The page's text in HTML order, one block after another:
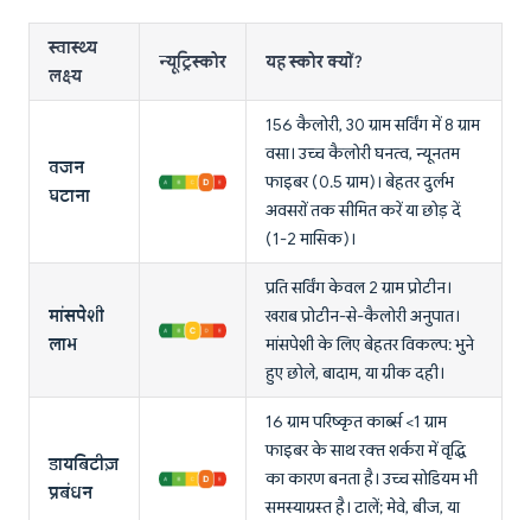
स्वास्थ्य
लक्ष्य
न्यूट्रिस्कोर यह स्कोर क्यों?
वजन
घटाना
156 कैलोरी, 30 ग्राम सर्विंग में 8 ग्राम
वसा। उच्च कैलोरी घनत्व, न्यूनतम
फाइबर (0.5 ग्राम)। बेहतर दुर्लभ
अवसरों तक सीमित करें या छोड़ दें
(1-2 मासिक)।
मांसपेशी
लाभ
प्रति सर्विंग केवल 2 ग्राम प्रोटीन।
खराब प्रोटीन-से-कैलोरी अनुपात।
मांसपेशी के लिए बेहतर विकल्प: भुने
हुए छोले, बादाम, या ग्रीक दही।
डायबिटीज़
प्रबंधन
16 ग्राम परिष्कृत कार्ब्स <1 ग्राम
फाइबर के साथ रक्त शर्करा में वृद्धि
का कारण बनता है। उच्च सोडियम भी
समस्याग्रस्त है। टालें; मेवे, बीज, या